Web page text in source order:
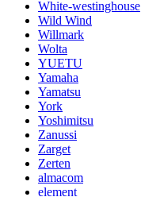
White-westinghouse
Wild Wind
Willmark
Wolta
YUETU
Yamaha
Yamatsu
York
Yoshimitsu
Zanussi
Zarget
Zerten
almacom
element